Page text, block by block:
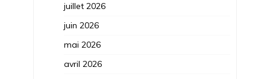
juillet 2026
juin 2026
mai 2026
avril 2026